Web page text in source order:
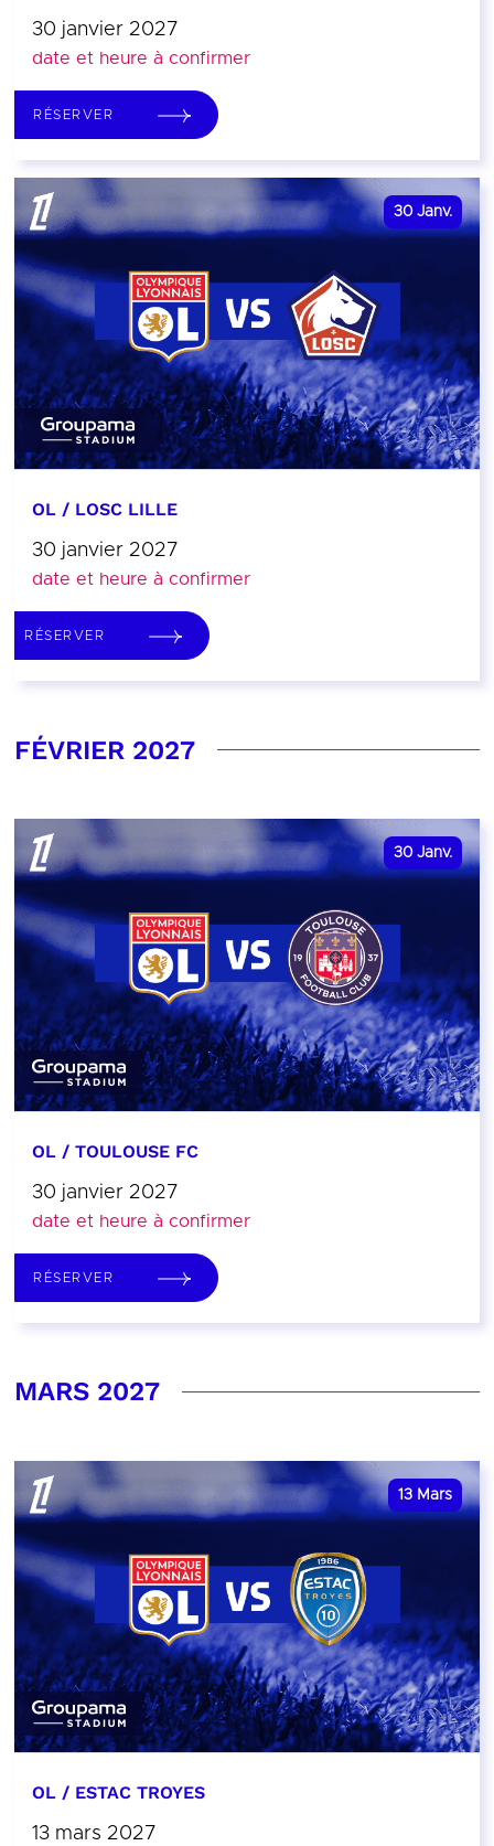
30 janvier 2027
date et heure à confirmer
RÉSERVER
30 Janv.
OL / LOSC LILLE
30 janvier 2027
date et heure à confirmer
RÉSERVER
FÉVRIER 2027
30 Janv.
OL / TOULOUSE FC
30 janvier 2027
date et heure à confirmer
RÉSERVER
MARS 2027
13 Mars
OL / ESTAC TROYES
13 mars 2027